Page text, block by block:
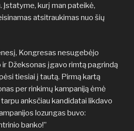
Įstatyme, kurį man pateikė,
atsitraukimas nuo šių
Kongresas nesugebėjo
Džeksonas įgavo rimtą pagrindą
tiesiai į tautą. Pirmą kartą
per rinkimų kampaniją ėmė
anksčiau kandidatai likdavo
lozungas buvo:
banko!”